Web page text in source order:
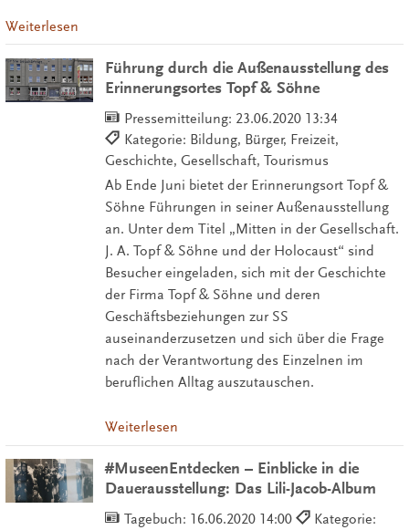
Weiterlesen
Führung durch die Außenausstellung des
Erinnerungsortes Topf & Söhne
Pressemitteilung: 23.06.2020 13:34
Kategorie: Bildung, Bürger, Freizeit,
Geschichte, Gesellschaft, Tourismus
Ab Ende Juni bietet der Erinnerungsort Topf &
Söhne Führungen in seiner Außenausstellung
an. Unter dem Titel „Mitten in der Gesellschaft.
J. A. Topf & Söhne und der Holocaust“ sind
Besucher eingeladen, sich mit der Geschichte
der Firma Topf & Söhne und deren
Geschäftsbeziehungen zur SS
auseinanderzusetzen und sich über die Frage
nach der Verantwortung des Einzelnen im
beruflichen Alltag auszutauschen.
Weiterlesen
#MuseenEntdecken – Einblicke in die
Dauerausstellung: Das Lili-Jacob-Album
Tagebuch: 16.06.2020 14:00
Kategorie: